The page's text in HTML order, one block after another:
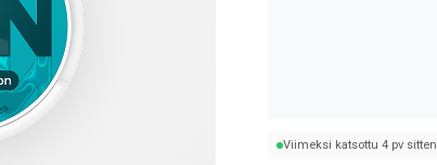
Viimeksi katsottu 4 pv sitten